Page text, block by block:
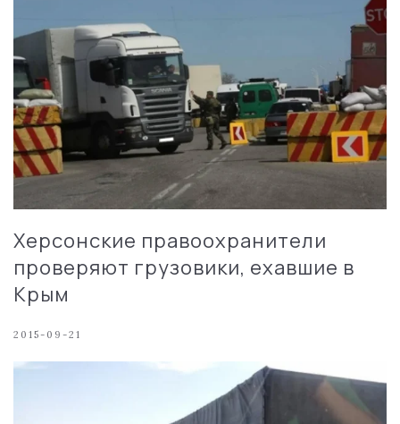
Херсонские правоохранители
проверяют грузовики, ехавшие в
Крым
2015-09-21